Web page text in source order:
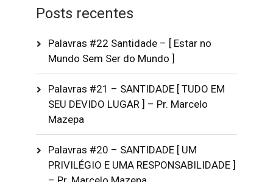
Posts recentes
Palavras #22 Santidade – [ Estar no
Mundo Sem Ser do Mundo ]
Palavras #21 – SANTIDADE [ TUDO EM
SEU DEVIDO LUGAR ] – Pr. Marcelo
Mazepa
Palavras #20 – SANTIDADE [ UM
PRIVILÉGIO E UMA RESPONSABILIDADE ]